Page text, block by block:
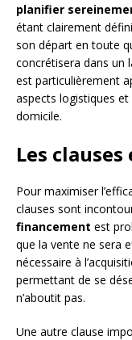
planifier
étant clairement
son départ en toute
concrétisera dans un
est particulièrement
aspects logistiques
domicile.
Les
Pour maximiser
clauses sont
financement est
que la vente ne sera
nécessaire à
permettant de se
n’aboutit pas.
Une autre clause